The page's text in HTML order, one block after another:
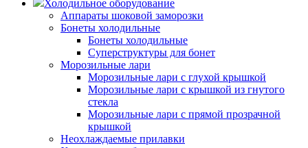
Холодильное оборудование
Аппараты шоковой заморозки
Бонеты холодильные
Бонеты холодильные
Суперструктуры для бонет
Морозильные лари
Морозильные лари с глухой крышкой
Морозильные лари с крышкой из гнутого
стекла
Морозильные лари с прямой прозрачной
крышкой
Неохлаждаемые прилавки